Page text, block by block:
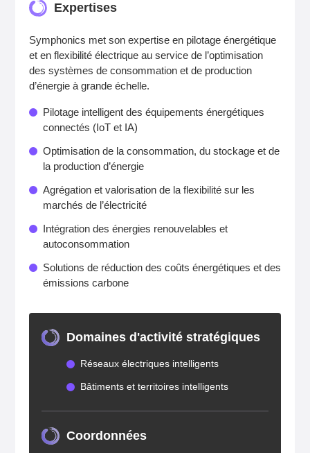
Expertises
Symphonics met son expertise en pilotage énergétique
et en flexibilité électrique au service de l’optimisation
des systèmes de consommation et de production
d’énergie à grande échelle.
Pilotage intelligent des équipements énergétiques
connectés (IoT et IA)
Optimisation de la consommation, du stockage et de
la production d’énergie
Agrégation et valorisation de la flexibilité sur les
marchés de l’électricité
Intégration des énergies renouvelables et
autoconsommation
Solutions de réduction des coûts énergétiques et des
émissions carbone
Domaines d'activité stratégiques
Réseaux électriques intelligents
Bâtiments et territoires intelligents
Coordonnées